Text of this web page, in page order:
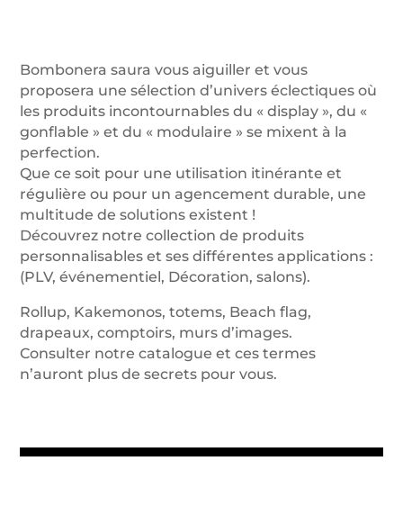
Bombonera saura vous aiguiller et vous
proposera une sélection d’univers éclectiques où
les produits incontournables du « display », du «
gonflable » et du « modulaire » se mixent à la
perfection.
Que ce soit pour une utilisation itinérante et
régulière ou pour un agencement durable, une
multitude de solutions existent !
Découvrez notre collection de produits
personnalisables et ses différentes applications :
(PLV, événementiel, Décoration, salons).
Rollup, Kakemonos, totems, Beach flag,
drapeaux, comptoirs, murs d’images.
Consulter notre catalogue et ces termes
n’auront plus de secrets pour vous.